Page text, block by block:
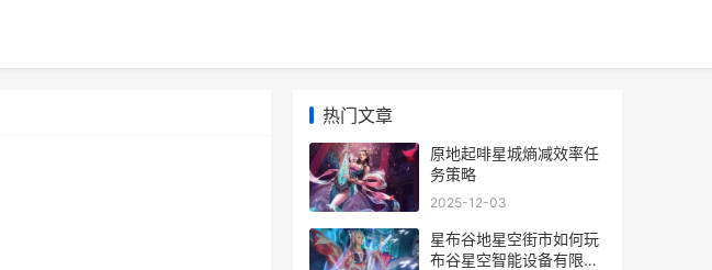
热门文章
原地起啡星城熵减效率任
务策略
2025-12-03
星布谷地星空街市如何玩
布谷星空智能设备有限公